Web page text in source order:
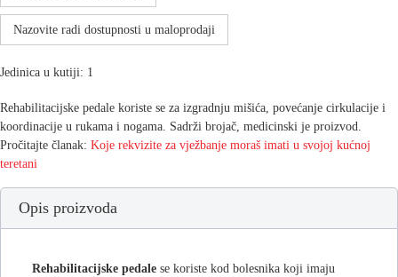
Nazovite radi dostupnosti u maloprodaji
Jedinica u kutiji: 1
Rehabilitacijske pedale koriste se za izgradnju mišića, povećanje cirkulacije i
koordinacije u rukama i nogama. Sadrži brojač, medicinski je proizvod.
Pročitajte članak: Koje rekvizite za vježbanje moraš imati u svojoj kućnoj
teretani
Opis proizvoda
Rehabilitacijske pedale se koriste kod bolesnika koji imaju